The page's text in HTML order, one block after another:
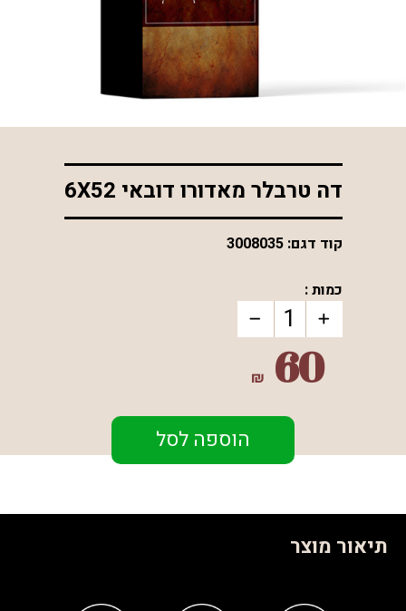
דה טרבלר מאדורו דובאי 6X52
קוד דגם:3008035
כמות :
60
₪
הוספה לסל
תיאור מוצר